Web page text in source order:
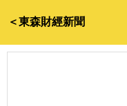
＜東森財經新聞